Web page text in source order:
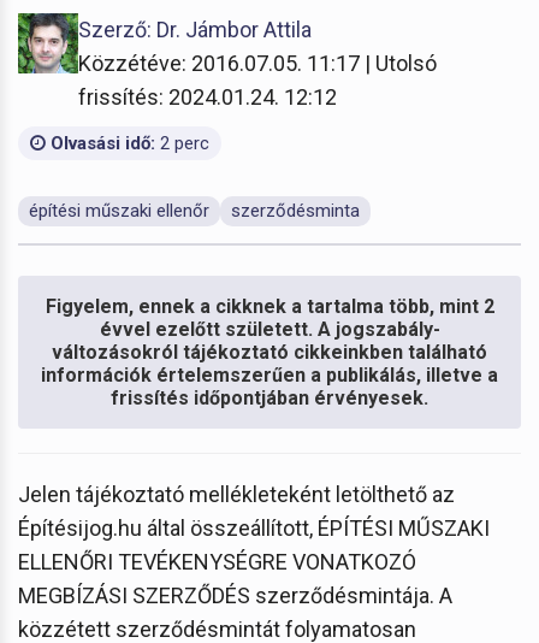
Szerző: Dr. Jámbor Attila
Közzétéve: 2016.07.05. 11:17 | Utolsó
frissítés: 2024.01.24. 12:12
Olvasási idő: 2 perc
építési műszaki ellenőr szerződésminta
Figyelem, ennek a cikknek a tartalma több, mint 2
évvel ezelőtt született. A jogszabály-
változásokról tájékoztató cikkeinkben található
információk értelemszerűen a publikálás, illetve a
frissítés időpontjában érvényesek.
Jelen tájékoztató mellékleteként letölthető az
Építésijog.hu által összeállított, ÉPÍTÉSI MŰSZAKI
ELLENŐRI TEVÉKENYSÉGRE VONATKOZÓ
MEGBÍZÁSI SZERZŐDÉS szerződésmintája. A
közzétett szerződésmintát folyamatosan